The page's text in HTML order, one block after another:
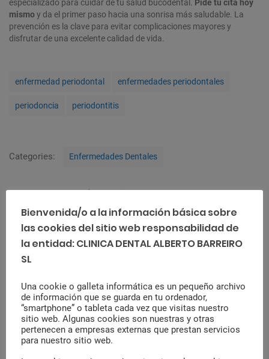
especializado para cuidar de tu salud bucodental. Pide tu cita hoy
mismoy da el primer paso hacia una sonrisa más saludable. La
prevención es la clave para evitar complicaciones mayores y
disfrutar de una excelente calidad de vida.
enfermedad periodontal enfermedades periodontales
periodoncia periodontitis
Categories:
o
r
e
Enfermedades Dentales
Anterior Post
¿Cómo elegir a tu dentista ideal?
Siguiente Post
síntomas, causas y tratamiento
Bienvenida/o a la información básica sobre
las cookies del sitio web responsabilidad de
la entidad: CLINICA DENTAL ALBERTO BARREIRO
SL
Una cookie o galleta informática es un pequeño archivo
de información que se guarda en tu ordenador,
“smartphone” o tableta cada vez que visitas nuestro
sitio web. Algunas cookies son nuestras y otras
pertenecen a empresas externas que prestan servicios
para nuestro sitio web.